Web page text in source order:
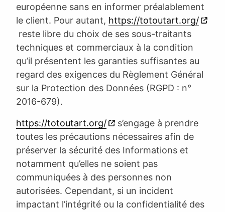
européenne sans en informer préalablement
le client. Pour autant, https://totoutart.org/
reste libre du choix de ses sous-traitants
techniques et commerciaux à la condition
qu’il présentent les garanties suffisantes au
regard des exigences du Règlement Général
sur la Protection des Données (RGPD : n°
2016-679).
https://totoutart.org/
s’engage à prendre
toutes les précautions nécessaires afin de
préserver la sécurité des Informations et
notamment qu’elles ne soient pas
communiquées à des personnes non
autorisées. Cependant, si un incident
impactant l’intégrité ou la confidentialité des